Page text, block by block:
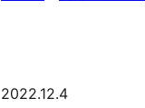
2022.12.4